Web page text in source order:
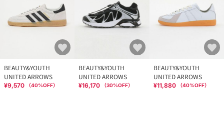
BEAUTY&YOUTH
UNITED ARROWS
¥9,570 （40%OFF）
BEAUTY&YOUTH
UNITED ARROWS
¥16,170 （30%OFF）
BEAUTY&YOUTH
UNITED ARROWS
¥11,880 （40%OFF）